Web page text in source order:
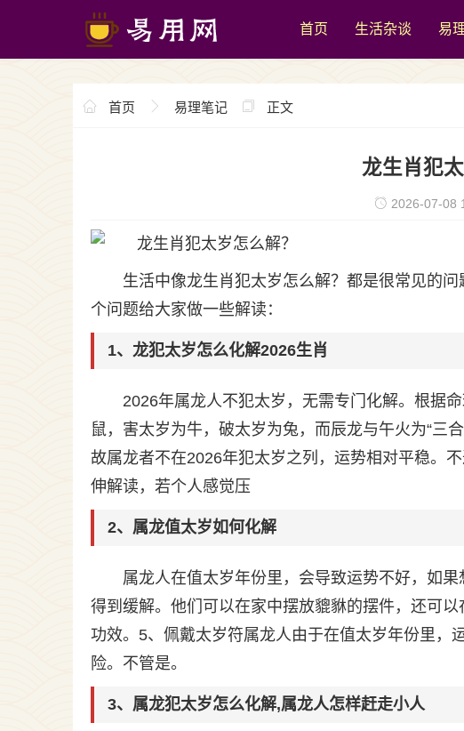
首页 生活杂谈 易
首页 易理笔记 正文
龙生肖犯
2026-07-08
生活中像龙生肖犯太岁怎么解？都是很常见的
个问题给大家做一些解读：
1、龙犯太岁怎么化解2026生肖
2026年属龙人不犯太岁，无需专门化解。根据
鼠，害太岁为牛，破太岁为兔，而辰龙与午火为“三
故属龙者不在2026年犯太岁之列，运势相对平稳。
伸解读，若个人感觉压
2、属龙值太岁如何化解
属龙人在值太岁年份里，会导致运势不好，如
得到缓解。他们可以在家中摆放貔貅的摆件，还可
功效。5、佩戴太岁符属龙人由于在值太岁年份里，
险。不管是。
3、属龙犯太岁怎么化解,属龙人怎样赶走小人